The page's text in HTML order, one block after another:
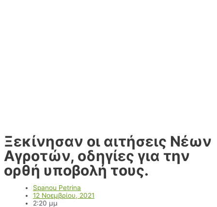
Ξεκίνησαν οι αιτήσεις Νέων
Αγροτών, οδηγίες για την
ορθή υποβολή τους.
Spanou Petrina
12 Νοεμβρίου, 2021
2:20 μμ